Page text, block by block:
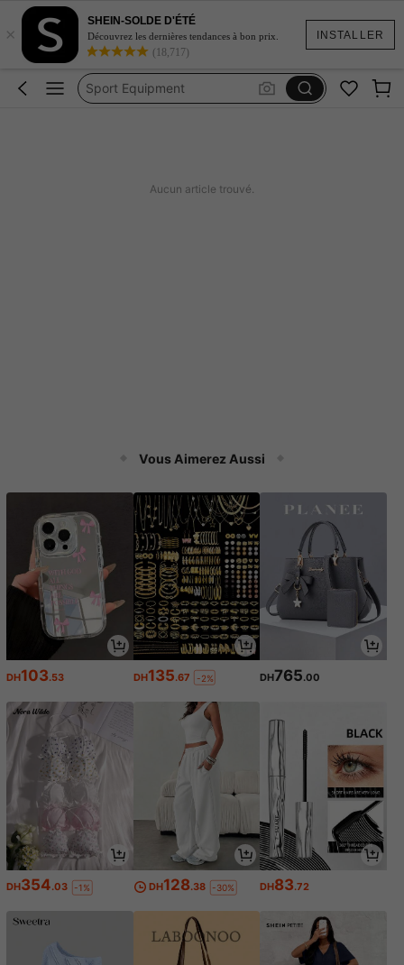
INSTALLER
×
SHEIN-SOLDE D'ÉTÉ
Découvrez les dernières tendances à bon prix.
(18,717)
Maillot De Bain Femme
Bateau De Pêche
Sport Equipment
Aucun article trouvé.
Vous Aimerez Aussi
DH103.53 DH135.67 -2% DH765.00
DH354.03 -1% DH128.38 -30% DH83.72